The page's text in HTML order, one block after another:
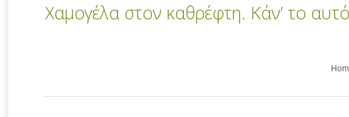
Χαμογέλα στον καθρέφτη. Κάν’ το